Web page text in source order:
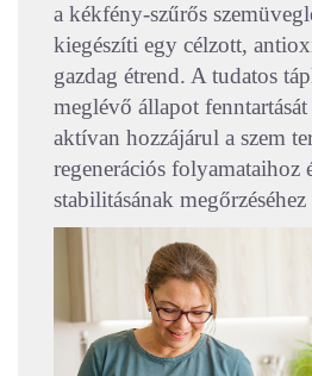
a kékfény-szűrős
kiegészíti egy célzott,
gazdag étrend. A tudatos
meglévő állapot
aktívan hozzájárul a szem
regenerációs folyamataihoz
stabilitásának megőrzéséhez